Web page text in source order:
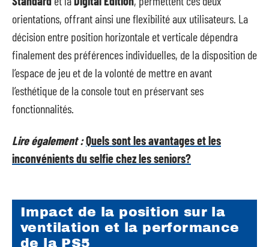
orientations, offrant ainsi une flexibilité aux utilisateurs. La
décision entre position horizontale et verticale dépendra
finalement des préférences individuelles, de la disposition de
l’espace de jeu et de la volonté de mettre en avant
l’esthétique de la console tout en préservant ses
fonctionnalités.
Lire également :Quels sont les avantages et les
inconvénients du selfie chez les seniors?
Impact de la position sur la
ventilation et la performance
de la PS5